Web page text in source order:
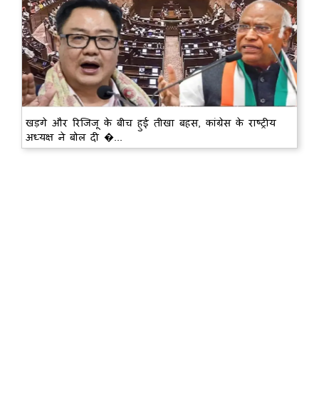
खड़गे और रिजिजू के बीच हुई तीखा बहस, कांग्रेस के राष्ट्रीय
अध्यक्ष ने बोल दी �...